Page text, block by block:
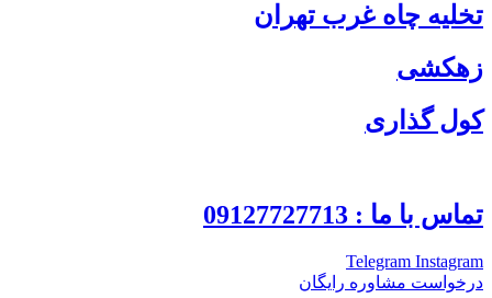
تخلیه چاه غرب تهران
زهکشی
کول گذاری
تماس با ما : 09127727713
Telegram Instagram
درخواست مشاوره رایگان